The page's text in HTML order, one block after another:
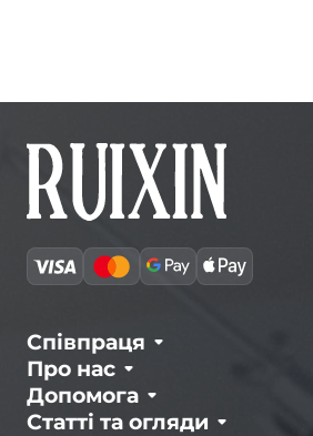
Про нас
Співпраця
Статті та огляди
Допомога